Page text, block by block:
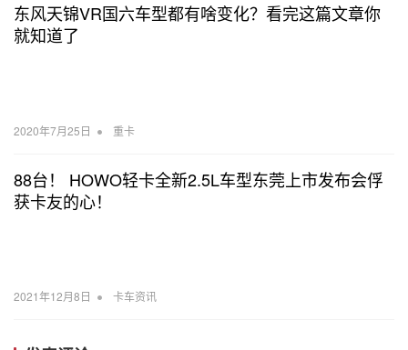
东风天锦VR国六车型都有啥变化？看完这篇文章你
就知道了
2020年7月25日 • 重卡
88台！ HOWO轻卡全新2.5L车型东莞上市发布会俘
获卡友的心！
2021年12月8日 • 卡车资讯